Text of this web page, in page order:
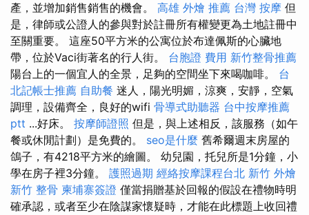
產，並增加銷售銷售的機會。 高雄 外燴 推薦 台灣 按摩 但
是，律師或公證人的參與對於註冊所有權變更為土地註冊中
至關重要。 這座50平方米的公寓位於布達佩斯的心臟地
帶，位於Vaci街著名的行人街。 台胞證 費用 新竹整骨推薦
陽台上的一個宜人的全景，足夠的空間坐下來喝咖啡。 台
北記帳士推薦 自助餐 迷人，陽光明媚，涼爽，安靜，空氣
調理，設備齊全，良好的wifi 骨導式助聽器 台中按摩推薦
ptt ...好床。 按摩師證照 但是，與上述相反，該服務（如午
餐或休閒計劃）是免費的。 seo是什麼 舊希爾週末房屋的
鴿子，有4218平方米的繪圖。 幼兒園，托兒所是1分鐘，小
學在房子裡3分鐘。 護照過期 經絡按摩課程台北 新竹 外燴
新竹 整骨 柬埔寨簽證 僅當捐贈基於回報的假設在禮物時明
確承認，或者至少在陰謀家懷疑時，才能在此標題上收回禮